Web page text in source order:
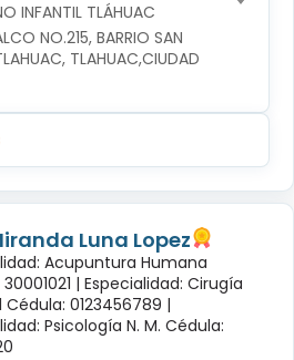
INFANTIL TLÁHUAC
NO.215, BARRIO SAN
TLAHUAC,CIUDAD
Luna Lopez
Acupuntura Humana
| Especialidad: Cirugía
Cédula: 0123456789 |
Psicología N. M. Cédula: